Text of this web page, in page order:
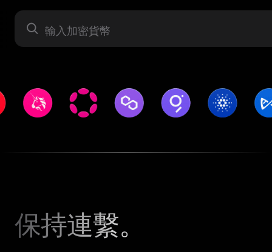
資產
保持連繫。